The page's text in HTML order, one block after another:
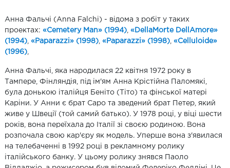
Анна Фальчі (Anna Falchi) - відома з робіт у таких
проектах: «Cemetery Man» (1994) «DellaMorte DellAmore»
(1994) «Paparazzi» (1998) «Paparazzi» (1998) «Celluloide»
(1996)
Анна Фальчі, яка народилася 22 квітня 1972 року в
Тампере, Фінляндія, під ім'ям Анна Крістійна Паломякі,
була донькою італійця Беніто (Тіто) та фінської матері
Каріни. У Анни є брат Саро та зведений брат Петер, який
живе у Швеції (той самий батько). У 1978 році, у віці шести
років, вона переїхала до Італії зі своєю родиною. Вона
розпочала свою кар'єру як модель. Уперше вона з'явилася
на телебаченні в 1992 році в рекламному ролику
італійського банку. У цьому ролику знявся Паоло